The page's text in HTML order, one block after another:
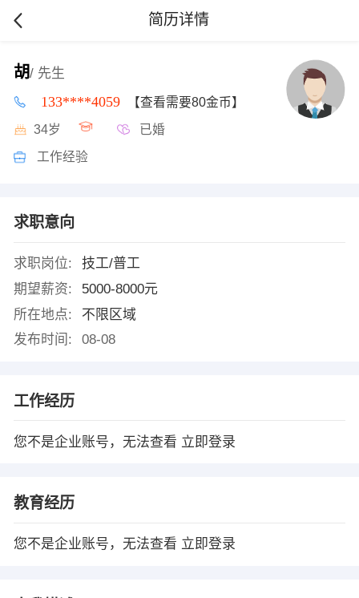
简历详情
胡/ 先生
133****4059 【查看需要80金币】
34岁 已婚
工作经验
求职意向
求职岗位:
技工/普工
期望薪资:
5000-8000元
所在地点:
不限区域
发布时间:
08-08
工作经历
您不是企业账号，无法查看 立即登录
教育经历
您不是企业账号，无法查看 立即登录